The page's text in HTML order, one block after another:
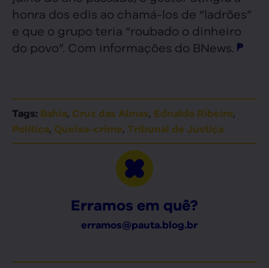
honra dos edis ao chamá-los de “ladrões”
e que o grupo teria “roubado o dinheiro
do povo”. Com informações do BNews.
Tags: Bahia, Cruz das Almas, Ednaldo Ribeiro,
Política, Queixa-crime, Tribunal de Justiça
Erramos em quê?
erramos@pauta.blog.br